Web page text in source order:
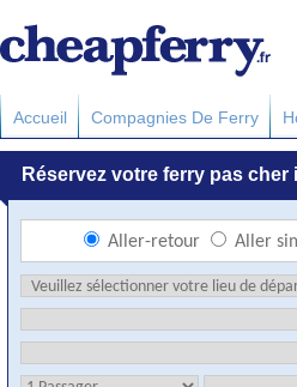
Accueil Compagnies De Ferry